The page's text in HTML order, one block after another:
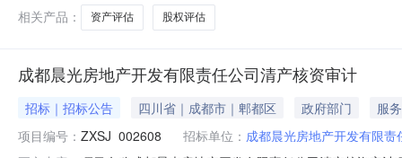
相关产品：
资产评估 股权评估
成都晨光房地产开发有限责任公司清产核资审计
招标｜招标公告 四川省｜成都市｜郫都区 政府部门
服务
项目编号： ZXSJ_002608 招标单位： 成都晨光房地产开发有限责